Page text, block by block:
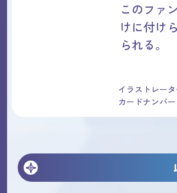
このファ
けに付け
られる。
イラストレータ
カードナンバー